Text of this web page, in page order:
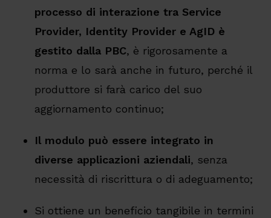
processo di interazione tra Service
Provider, Identity Provider e AgID è
gestito dalla PBC, è rigorosamente a
norma e lo sarà anche in futuro, perché il
produttore si farà carico del suo
aggiornamento continuo;
Il modulo può essere integrato in
diverse applicazioni aziendali, senza
necessità di riscrittura o di adeguamento;
Si ottiene un beneficio tangibile in termini